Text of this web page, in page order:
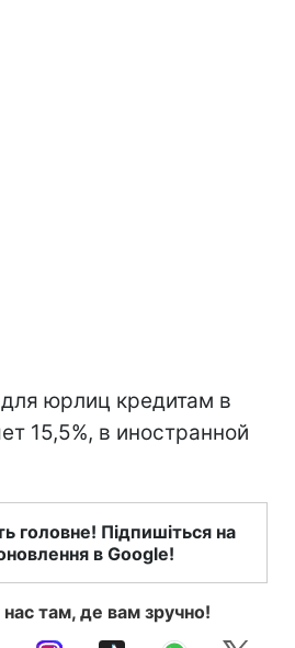
юрлиц кредитам в
15,5%, в иностранной
головне! Підпишіться на
в Google!
там, де вам зручно!